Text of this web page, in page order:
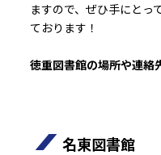
ますので、ぜひ手にとっ
ております！
徳重図書館の場所や連絡
名東図書館